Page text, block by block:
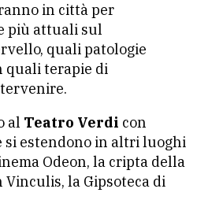
in città per
più attuali sul
quali patologie
quali terapie di
al Teatro Verdi con
si estendono in altri luoghi
Odeon, la cripta della
Vinculis, la Gipsoteca di